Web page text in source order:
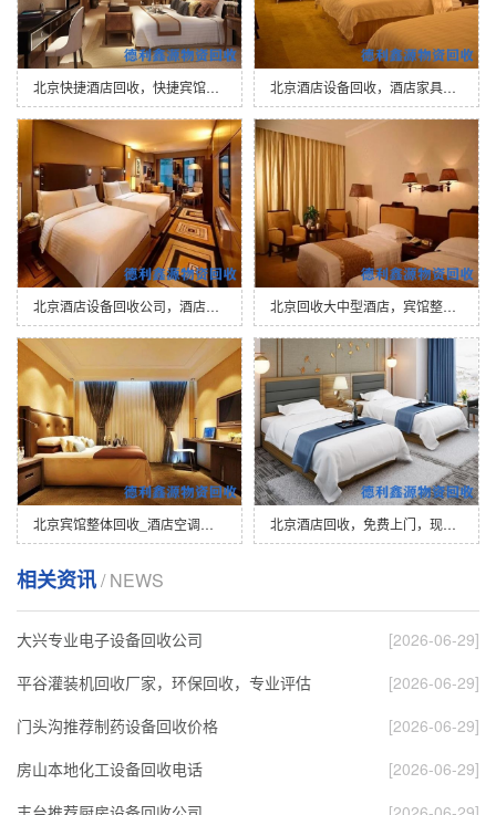
北京快捷酒店回收，快捷宾馆回收，酒店用… 北京酒店设备回收，酒店家具电器回收，高…
北京酒店设备回收公司，酒店拆除回收，宾… 北京回收大中型酒店，宾馆整体设备，高价…
北京宾馆整体回收_酒店空调回收_饭店设备… 北京酒店回收，免费上门，现场估价
相关资讯/ NEWS
大兴专业电子设备回收公司
[2026-06-29]
平谷灌装机回收厂家，环保回收，专业评估
[2026-06-29]
门头沟推荐制药设备回收价格
[2026-06-29]
房山本地化工设备回收电话
[2026-06-29]